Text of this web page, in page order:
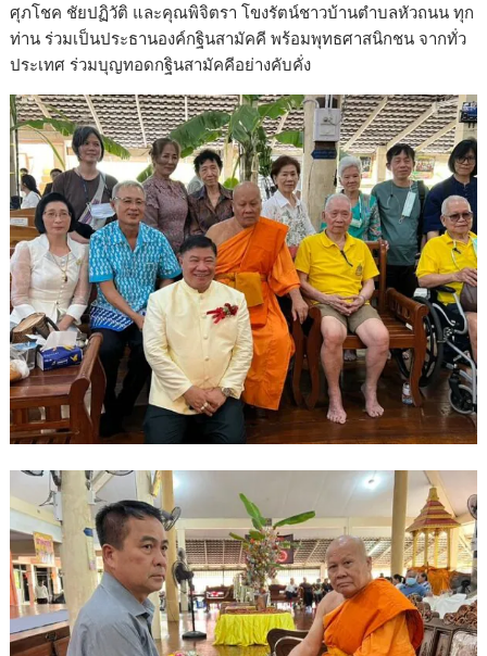
ศุภโชค ชัยปฏิวัติ และคุณพิจิตรา โขงรัตน์ชาวบ้านตำบลหัวถนน ทุก
ท่าน ร่วมเป็นประธานองค์กฐินสามัคคี พร้อมพุทธศาสนิกชน จากทั่ว
ประเทศ ร่วมบุญทอดกฐินสามัคคีอย่างคับคั่ง